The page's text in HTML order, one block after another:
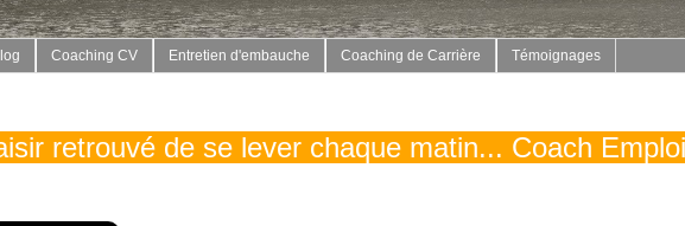
Coaching CV Entretien d'embauche Coaching de Carrière Témoignages
retrouvé de se lever chaque matin... Coach Emploi